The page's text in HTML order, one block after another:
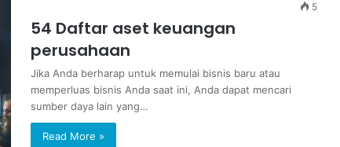
5
54 Daftar aset keuangan
perusahaan
Jika Anda berharap untuk memulai bisnis baru atau
memperluas bisnis Anda saat ini, Anda dapat mencari
sumber daya lain yang…
Read More »